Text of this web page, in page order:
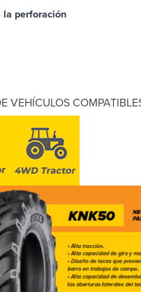
la perforación
VEHÍCULOS